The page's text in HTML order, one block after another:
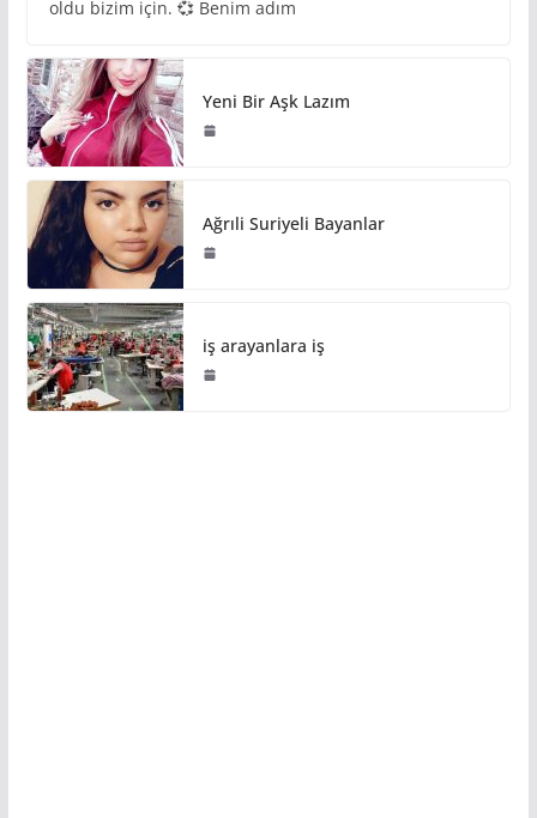
oldu bizim için. 💞 Benim adım
Yeni Bir Aşk Lazım
Ağrıli Suriyeli Bayanlar
iş arayanlara iş